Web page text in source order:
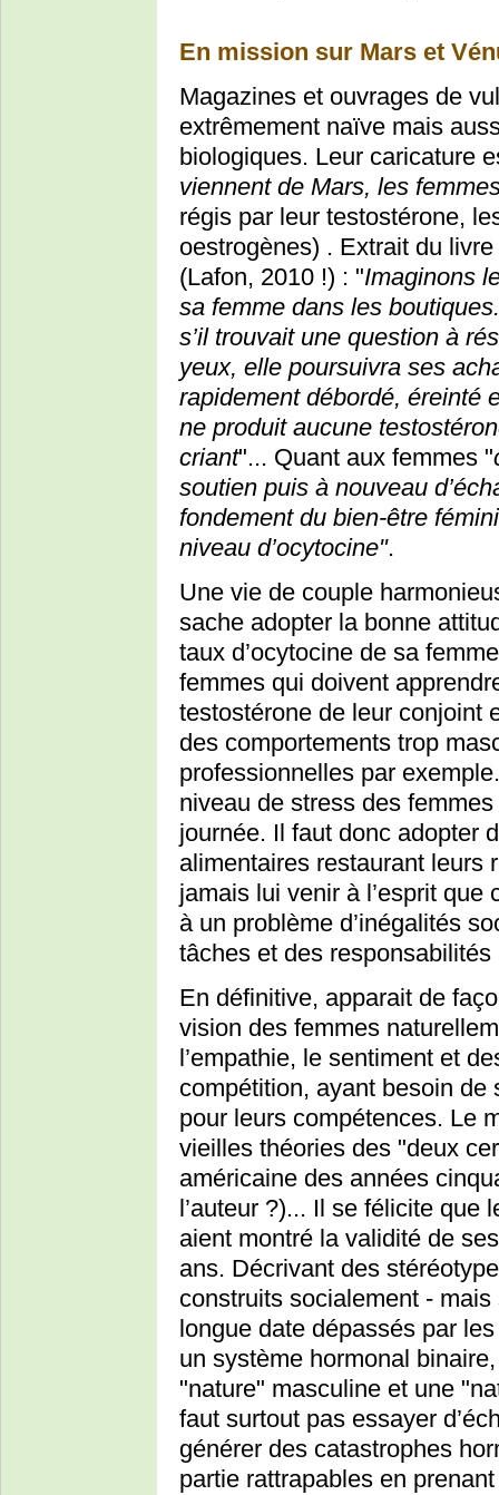
En mission sur Mars et
Magazines et ouvrages de
extrêmement naïve mais
biologiques. Leur caricature
viennent de Mars, les
régis par leur testostérone,
oestrogènes) . Extrait du
(Lafon, 2010 !) : "Imaginons
sa femme dans les
s’il trouvait une question à
yeux, elle poursuivra ses
rapidement débordé, éreinté
ne produit aucune
criant"... Quant aux femmes "
soutien puis à nouveau
fondement du bien-être
niveau d’ocytocine".
Une vie de couple
sache adopter la bonne
taux d’ocytocine de sa
femmes qui doivent
testostérone de leur conjoint
des comportements trop
professionnelles par
niveau de stress des
journée. Il faut donc adopter
alimentaires restaurant leurs
jamais lui venir à l’esprit
à un problème d’inégalités
tâches et des
En définitive, apparait de
vision des femmes
l’empathie, le sentiment et
compétition, ayant besoin de
pour leurs compétences. Le
vieilles théories des "deux
américaine des années
l’auteur ?)... Il se félicite que
aient montré la validité de
ans. Décrivant des
construits socialement -
longue date dépassés par
un système hormonal
"nature" masculine et une
faut surtout pas essayer
générer des catastrophes
partie rattrapables en